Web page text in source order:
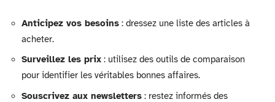
Anticipez vos besoins : dressez une liste des articles à
acheter.
Surveillez les prix : utilisez des outils de comparaison
pour identifier les véritables bonnes affaires.
Souscrivez aux newsletters : restez informés des